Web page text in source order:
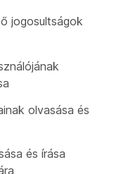
jogosultságok
olvasása és
és írása